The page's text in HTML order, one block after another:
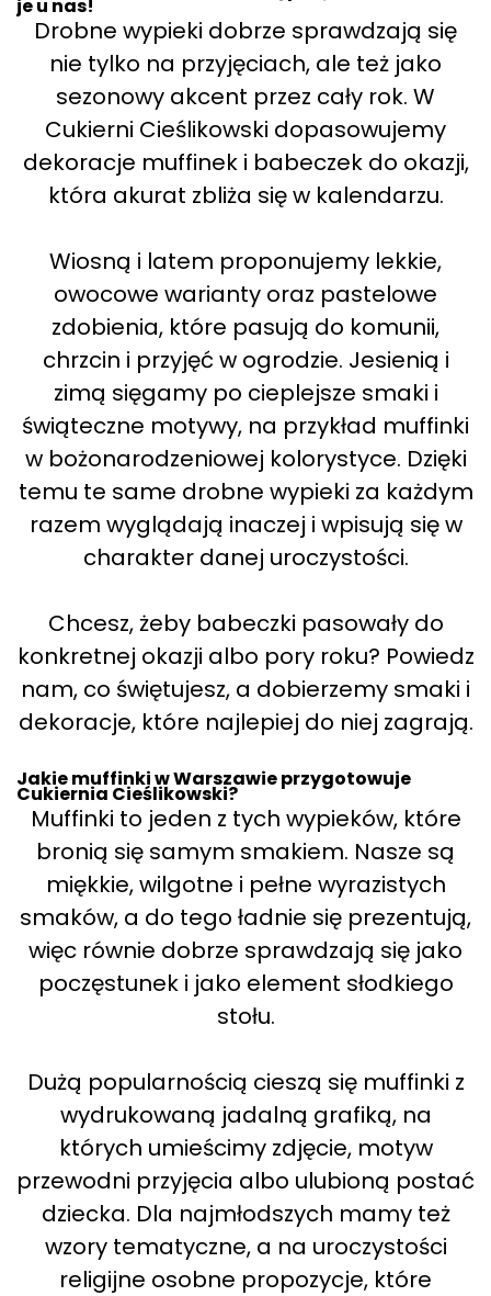
je u nas!
Drobne wypieki dobrze sprawdzają się
nie tylko na przyjęciach, ale też jako
sezonowy akcent przez cały rok. W
Cukierni Cieślikowski dopasowujemy
dekoracje muffinek i babeczek do okazji,
która akurat zbliża się w kalendarzu.
Wiosną i latem proponujemy lekkie,
owocowe warianty oraz pastelowe
zdobienia, które pasują do komunii,
chrzcin i przyjęć w ogrodzie. Jesienią i
zimą sięgamy po cieplejsze smaki i
świąteczne motywy, na przykład muffinki
w bożonarodzeniowej kolorystyce. Dzięki
temu te same drobne wypieki za każdym
razem wyglądają inaczej i wpisują się w
charakter danej uroczystości.
Chcesz, żeby babeczki pasowały do
konkretnej okazji albo pory roku? Powiedz
nam, co świętujesz, a dobierzemy smaki i
dekoracje, które najlepiej do niej zagrają.
Jakie muffinki w Warszawie przygotowuje
Cukiernia Cieślikowski?
Muffinki to jeden z tych wypieków, które
bronią się samym smakiem. Nasze są
miękkie, wilgotne i pełne wyrazistych
smaków, a do tego ładnie się prezentują,
więc równie dobrze sprawdzają się jako
poczęstunek i jako element słodkiego
stołu.
Dużą popularnością cieszą się muffinki z
wydrukowaną jadalną grafiką, na
których umieścimy zdjęcie, motyw
przewodni przyjęcia albo ulubioną postać
dziecka. Dla najmłodszych mamy też
wzory tematyczne, a na uroczystości
religijne osobne propozycje, które